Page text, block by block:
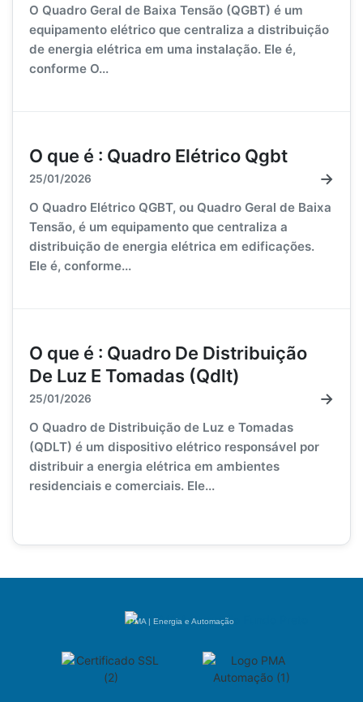
O Quadro Geral de Baixa Tensão (QGBT) é um
equipamento elétrico que centraliza a distribuição
de energia elétrica em uma instalação. Ele é,
conforme O...
O que é : Quadro Elétrico Qgbt
25/01/2026 →
O Quadro Elétrico QGBT, ou Quadro Geral de Baixa
Tensão, é um equipamento que centraliza a
distribuição de energia elétrica em edificações.
Ele é, conforme...
O que é : Quadro De Distribuição
De Luz E Tomadas (Qdlt)
25/01/2026 →
O Quadro de Distribuição de Luz e Tomadas
(QDLT) é um dispositivo elétrico responsável por
distribuir a energia elétrica em ambientes
residenciais e comerciais. Ele...
PMA | Energia e Automação